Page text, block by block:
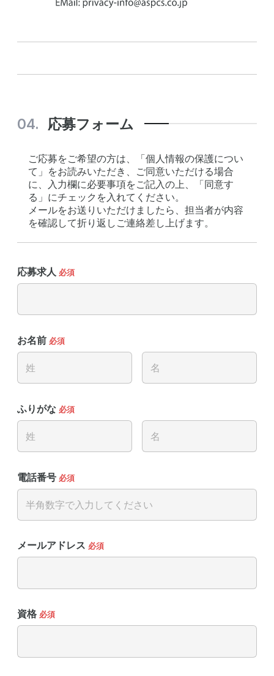
応募フォーム
ご応募をご希望の方は、「個人情報の保護につい
て」をお読みいただき、ご同意いただける場合
に、入力欄に必要事項をご記入の上、「同意す
る」にチェックを入れてください。
メールをお送りいただけましたら、担当者が内容
を確認して折り返しご連絡差し上げます。
応募求人 必須
お名前 必須
ふりがな 必須
電話番号 必須
メールアドレス 必須
資格 必須